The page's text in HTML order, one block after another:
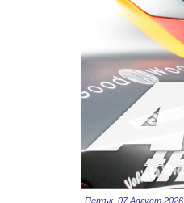
Петък, 07 Август 2026